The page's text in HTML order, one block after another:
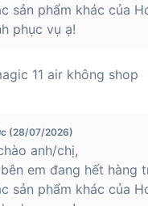
sản phẩm khác của
phục vụ ạ!
11 air không shop
(28/07/2026)
anh/chị,
em đang hết
sản phẩm khác của